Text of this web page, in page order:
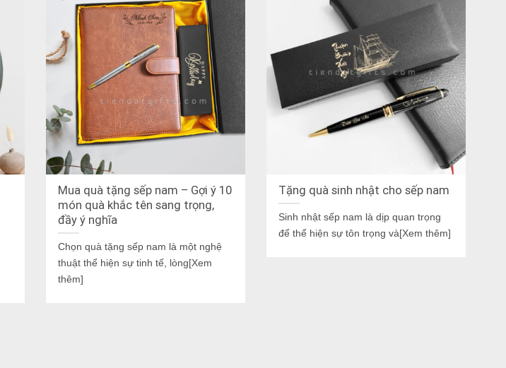
Mua quà tặng sếp nam – Gợi ý 10
món quà khắc tên sang trọng,
đầy ý nghĩa
Chọn quà tặng sếp nam là một nghệ
thuật thể hiện sự tinh tế, lòng[Xem
thêm]
Tặng quà sinh nhật cho sếp nam
Sinh nhật sếp nam là dịp quan trọng
để thể hiện sự tôn trọng và[Xem thêm]